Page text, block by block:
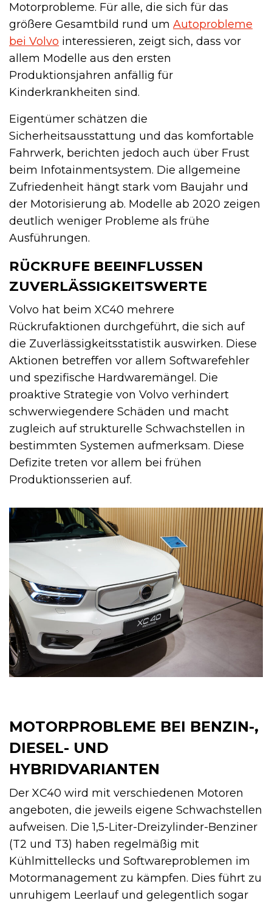
Motorprobleme. Für alle, die sich für das
größere Gesamtbild rund um Autoprobleme
bei Volvo interessieren, zeigt sich, dass vor
allem Modelle aus den ersten
Produktionsjahren anfällig für
Kinderkrankheiten sind.
Eigentümer schätzen die
Sicherheitsausstattung und das komfortable
Fahrwerk, berichten jedoch auch über Frust
beim Infotainmentsystem. Die allgemeine
Zufriedenheit hängt stark vom Baujahr und
der Motorisierung ab. Modelle ab 2020 zeigen
deutlich weniger Probleme als frühe
Ausführungen.
RÜCKRUFE BEEINFLUSSEN
ZUVERLÄSSIGKEITSWERTE
Volvo hat beim XC40 mehrere
Rückrufaktionen durchgeführt, die sich auf
die Zuverlässigkeitsstatistik auswirken. Diese
Aktionen betreffen vor allem Softwarefehler
und spezifische Hardwaremängel. Die
proaktive Strategie von Volvo verhindert
schwerwiegendere Schäden und macht
zugleich auf strukturelle Schwachstellen in
bestimmten Systemen aufmerksam. Diese
Defizite treten vor allem bei frühen
Produktionsserien auf.
MOTORPROBLEME BEI BENZIN-,
DIESEL- UND
HYBRIDVARIANTEN
Der XC40 wird mit verschiedenen Motoren
angeboten, die jeweils eigene Schwachstellen
aufweisen. Die 1,5-Liter-Dreizylinder-Benziner
(T2 und T3) haben regelmäßig mit
Kühlmittellecks und Softwareproblemen im
Motormanagement zu kämpfen. Dies führt zu
unruhigem Leerlauf und gelegentlich sogar